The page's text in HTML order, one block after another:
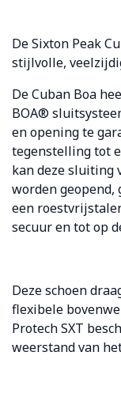
De Sixton Peak
stijlvolle,
De Cuban Boa
BOA®
en opening te
tegenstelling tot
kan deze sluiting
worden
een
secuur en tot op
Deze schoen
flexibele
Protech SXT
weerstand van